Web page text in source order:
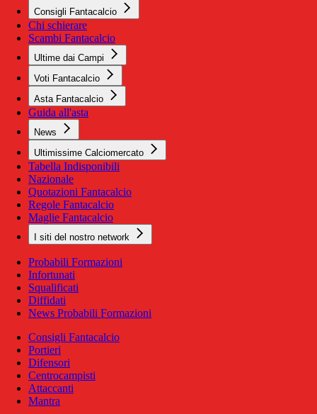
Consigli Fantacalcio
Chi schierare
Scambi Fantacalcio
Ultime dai Campi
Voti Fantacalcio
Asta Fantacalcio
Guida all'asta
News
Ultimissime Calciomercato
Tabella Indisponibili
Nazionale
Quotazioni Fantacalcio
Regole Fantacalcio
Maglie Fantacalcio
I siti del nostro network
Probabili Formazioni
Infortunati
Squalificati
Diffidati
News Probabili Formazioni
Consigli Fantacalcio
Portieri
Difensori
Centrocampisti
Attaccanti
Mantra